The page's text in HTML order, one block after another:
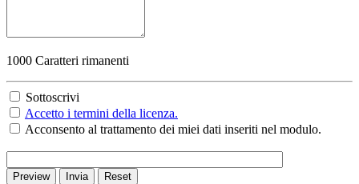
1000 Caratteri rimanenti
Sottoscrivi
Accetto i termini della licenza.
Acconsento al trattamento dei miei dati inseriti nel modulo.
Preview Invia Reset